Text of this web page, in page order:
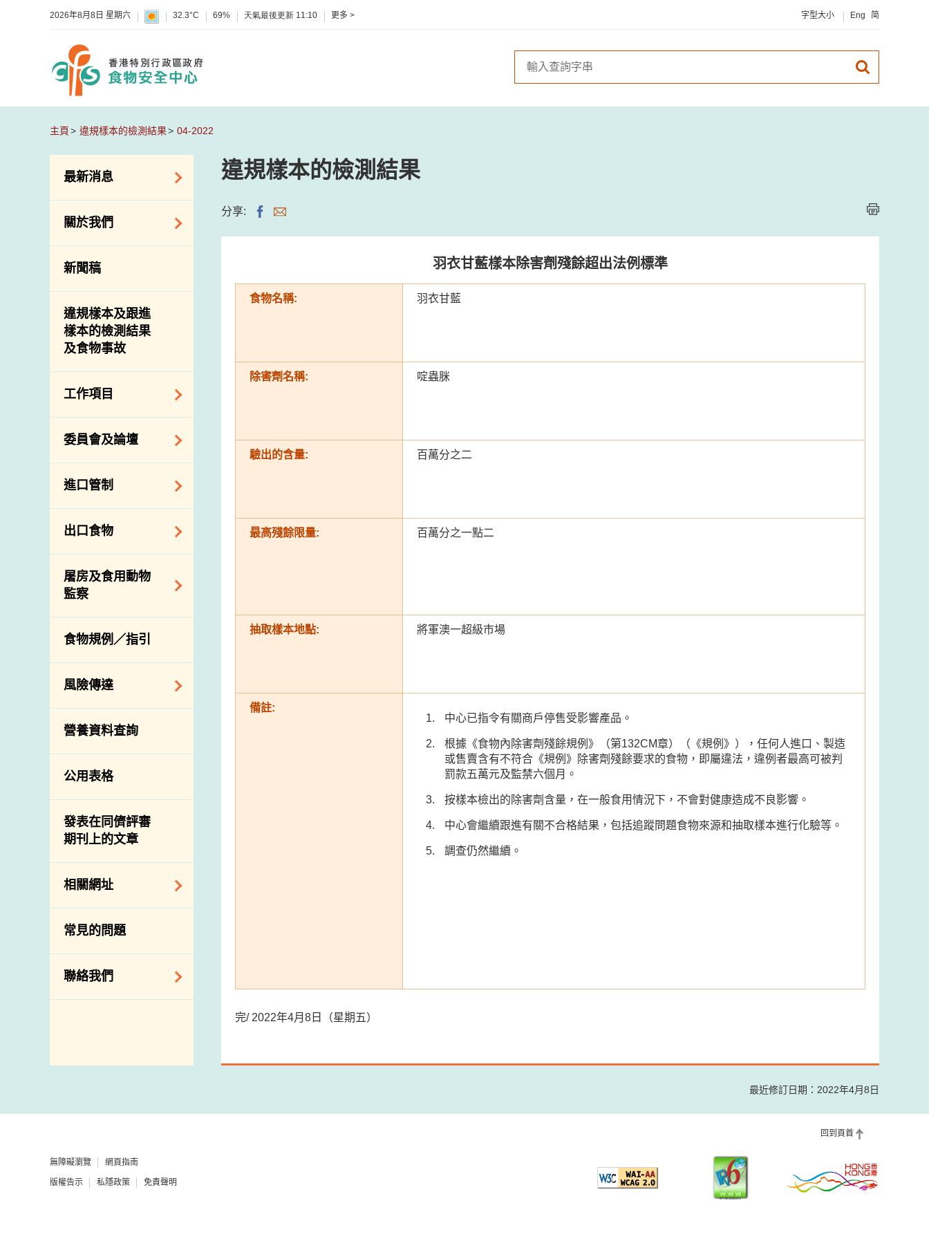
2026年8月8日 星期六 32.3°C 69% 天氣最後更新 11:10 更多 > 字型大小 Eng 简
主頁 違規樣本的檢測結果 04-2022
最新消息
食物警報 / 致敏物
警報
活動
關於我們
組織結構
介紹短片
新聞稿
違規樣本及跟進
樣本的檢測結果
及食物事故
工作項目
降低膳食中的鈉和
糖
食物安全重點控制
系統
基因改造食物
資料
食物安全之風險評
估
食物事故應變及管
理
食物消費量調查
總膳食研究
有機食物
高風險食物
抗菌素耐藥性
委員會及論壇
食物安全專家委員
會
消費者聯繫小組
進口管制
食物進口商和食物
分銷商登記制度
絡內地有關當局
進口食物管制
口檢驗
出口食物
出口驗證
出口食物往內地
出口商及業界的消
息
屠房及食用動物
監察
規管農業化學物及
獸醫藥物在食用動
物上的使用
屠房及疾病監測
宰前檢驗
宰後檢驗
結果
屠房及肉類檢驗
食物規例／指引
風險傳達
主題項目
項目及活動
資訊平台
下載
公開比賽
營養資料查詢
公用表格
發表在同儕評審
期刊上的文章
相關網址
相關政府部門／機
構
常見的問題
聯絡我們
違規樣本的檢測結果
分享:
羽衣甘藍樣本除害劑殘餘超出法例標準
食物名稱: 羽衣甘藍
除害劑名稱: 啶蟲脒
驗出的含量: 百萬分之二
最高殘餘限量: 百萬分之一點二
抽取樣本地點: 將軍澳一超級市場
備註:
中心已指令有關商戶停售受影響產品。
根據《食物內除害劑殘餘規例》（第132CM章）（《規例》），任何人進口、製造
或售賣含有不符合《規例》除害劑殘餘要求的食物，即屬違法，違例者最高可被判
罰款五萬元及監禁六個月。
按樣本檢出的除害劑含量，在一般食用情況下，不會對健康造成不良影響。
中心會繼續跟進有關不合格結果，包括追蹤問題食物來源和抽取樣本進行化驗等。
調查仍然繼續。
完/ 2022年4月8日（星期五）
最近修訂日期：2022年4月8日
回到頁首
無障礙瀏覽 網頁指南
版權告示 私隱政策 免責聲明